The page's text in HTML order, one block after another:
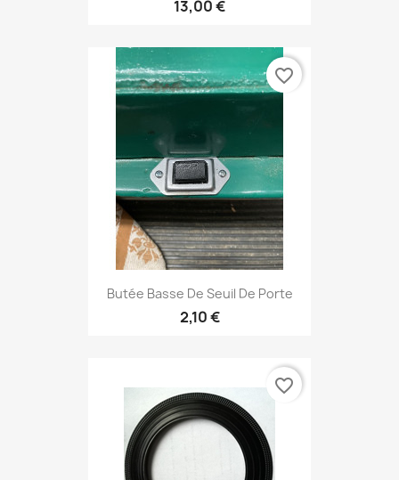
13,00 €
Butée Basse De Seuil De Porte
2,10 €
favorite_border
favorite_border